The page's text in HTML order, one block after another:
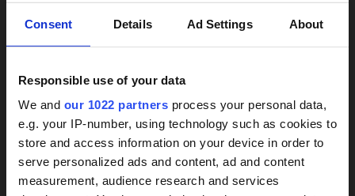
Consent Details Ad Settings About
Responsible use of your data
We and our 1022 partners process your personal data,
e.g. your IP-number, using technology such as cookies to
store and access information on your device in order to
serve personalized ads and content, ad and content
measurement, audience research and services
Treppenlifte unverbindlich
vergleichen
24h-Betreuungskraft